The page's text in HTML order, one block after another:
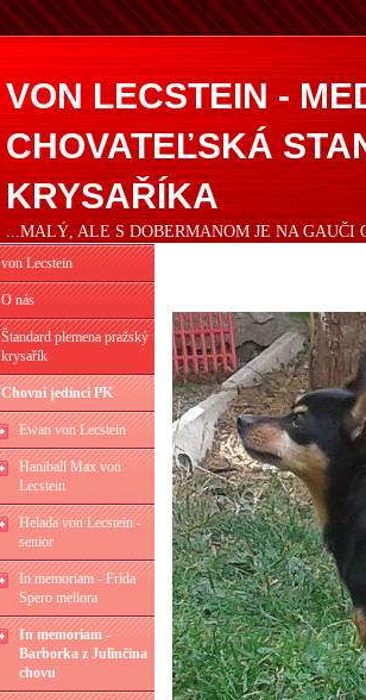
VON LECSTEIN -
CHOVATEĽSKÁ
KRYSAŘÍKA
...MALÝ, ALE S DOBERMANOM JE NA GAUČI
von Lecstein
O nás
Štandard plemena pražský
krysařík
Chovní jedinci PK
Ewan von Lecstein
Haniball Max von
Lecstein
Helada von Lecstein -
senior
In memoriam - Frída
Spero meliora
In memoriam -
Barborka z Julinčina
chovu